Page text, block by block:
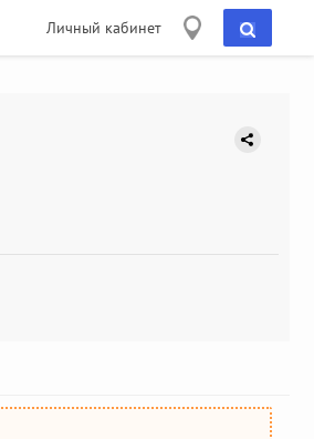
Личный кабинет